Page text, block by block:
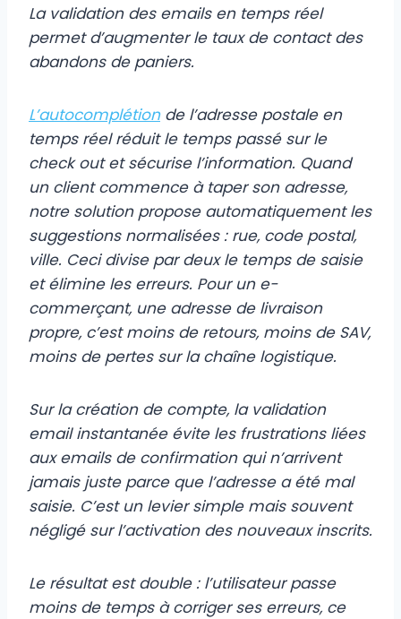
La validation des emails en temps réel
permet d’augmenter le taux de contact des
abandons de paniers.
L’autocomplétionde l’adresse postale en
temps réel réduit le temps passé sur le
check out et sécurise l’information. Quand
un client commence à taper son adresse,
notre solution propose automatiquement les
suggestions normalisées : rue, code postal,
ville. Ceci divise par deux le temps de saisie
et élimine les erreurs. Pour un e-
commerçant, une adresse de livraison
propre, c’est moins de retours, moins de SAV,
moins de pertes sur la chaîne logistique.
Sur la création de compte, la validation
email instantanée évite les frustrations liées
aux emails de confirmation qui n’arrivent
jamais juste parce que l’adresse a été mal
saisie. C’est un levier simple mais souvent
négligé sur l’activation des nouveaux inscrits.
Le résultat est double : l’utilisateur passe
moins de temps à corriger ses erreurs, ce